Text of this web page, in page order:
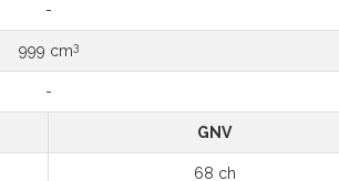
-
999 cm3
-
GNV
68 ch